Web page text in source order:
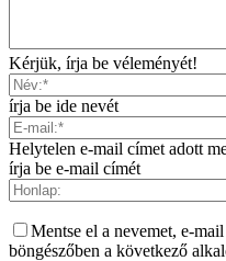
Kérjük, írja be véleményét!
írja be ide nevét
Helytelen e-mail címet adott
írja be e-mail címét
Mentse el a nevemet, e-
böngészőben a következő